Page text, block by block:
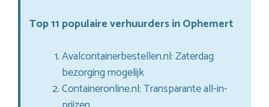
Top 11 populaire verhuurders in Ophemert
Avalcontainerbestellen.nl: Zaterdag
bezorging mogelijk
Containeronline.nl: Transparante all-in-